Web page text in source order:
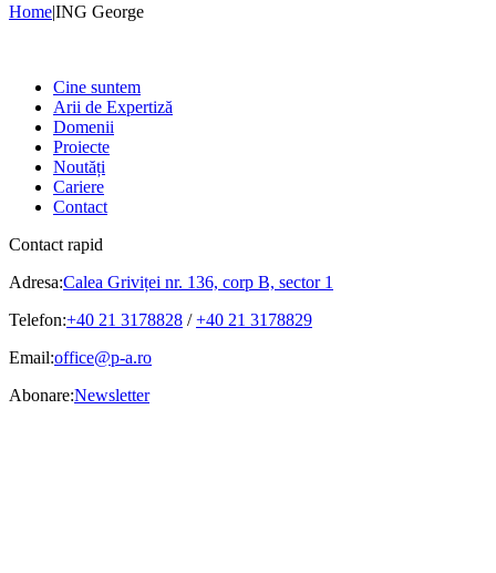
Home|ING George
Cine suntem
Arii de Expertiză
Domenii
Proiecte
Noutăți
Cariere
Contact
Contact rapid
Adresa:Calea Griviței nr. 136, corp B, sector 1
Telefon:+40 21 3178828 /+40 21 3178829
Email:office@p-a.ro
Abonare:Newsletter